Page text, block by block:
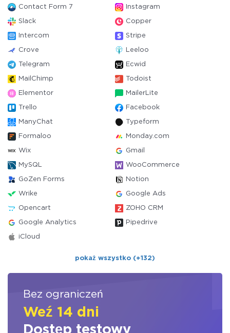
Contact Form 7 Instagram
Slack Copper
Intercom Stripe
Crove Leeloo
Telegram Ecwid
MailChimp Todoist
Elementor MailerLite
Trello Facebook
ManyChat Typeform
Formaloo Monday.com
Wix Gmail
MySQL WooCommerce
GoZen Forms Notion
Wrike Google Ads
Opencart ZOHO CRM
Google Analytics Pipedrive
iCloud
pokaż wszystko (+132)
Bez ograniczeń
Weź 14 dni
Dostęp testowy